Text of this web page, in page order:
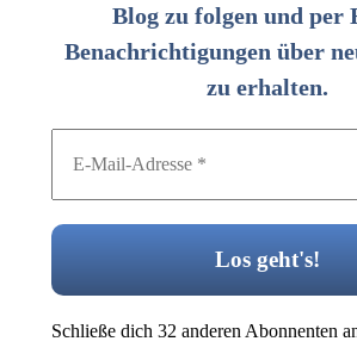
Blog zu folgen und per
Benachrichtigungen über
zu erhalten.
Schließe dich 32 anderen Abonnenten